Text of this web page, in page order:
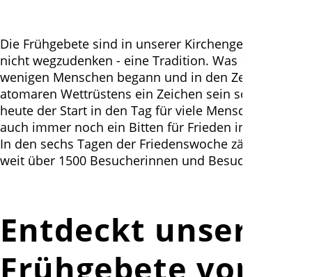
Die Frühgebete sind in unserer Kirchengemeinde
nicht wegzudenken - eine Tradition. Was 1982 mit
wenigen Menschen begann und in den Zeiten des
atomaren Wettrüstens ein Zeichen sein sollte, ist
heute der Start in den Tag für viele Menschen und
auch immer noch ein Bitten für Frieden in der Welt.
In den sechs Tagen der Friedenswoche zählen wir
weit über 1500 Besucherinnen und Besucher.
Entdeckt unsere
Frühgebete vom